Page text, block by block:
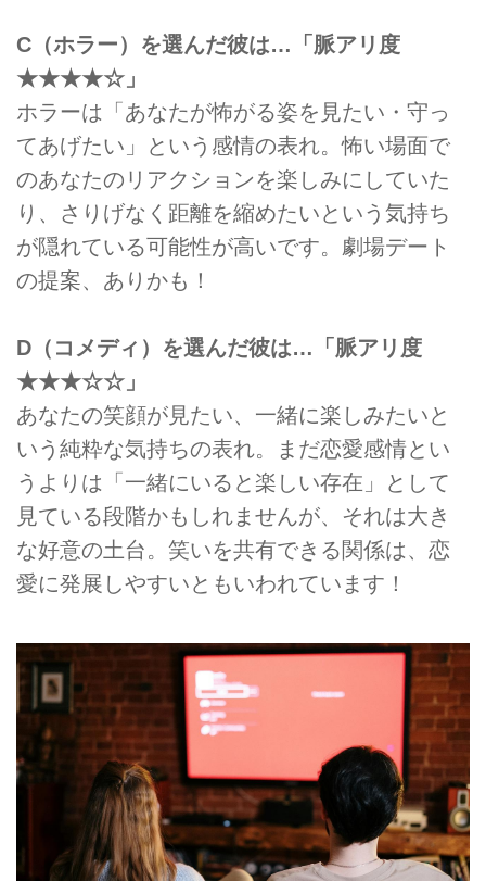
C（ホラー）を選んだ彼は…「脈アリ度
★★★★☆」
ホラーは「あなたが怖がる姿を見たい・守っ
てあげたい」という感情の表れ。怖い場面で
のあなたのリアクションを楽しみにしていた
り、さりげなく距離を縮めたいという気持ち
が隠れている可能性が高いです。劇場デート
の提案、ありかも！
D（コメディ）を選んだ彼は…「脈アリ度
★★★☆☆」
あなたの笑顔が見たい、一緒に楽しみたいと
いう純粋な気持ちの表れ。まだ恋愛感情とい
うよりは「一緒にいると楽しい存在」として
見ている段階かもしれませんが、それは大き
な好意の土台。笑いを共有できる関係は、恋
愛に発展しやすいともいわれています！